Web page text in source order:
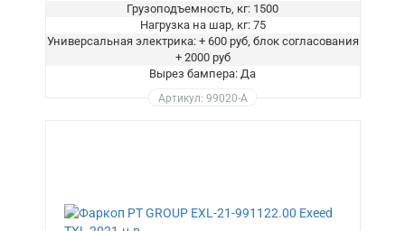
Грузоподъемность, кг: 1500
Нагрузка на шар, кг: 75
Универсальная электрика: + 600 руб, блок согласования
+ 2000 руб
Вырез бампера: Да
Артикул: 99020-A